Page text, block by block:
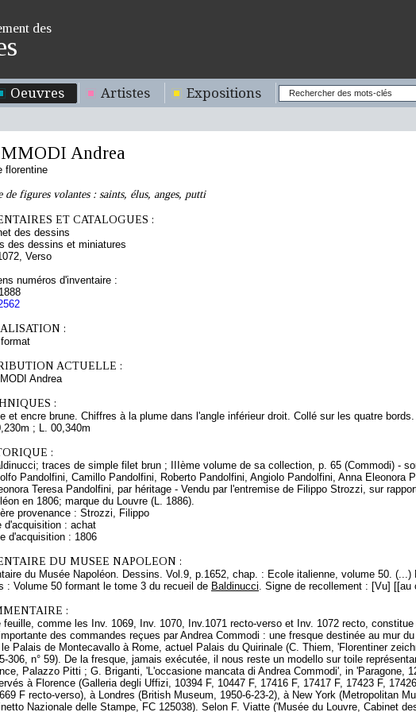
des
Oeuvres Artistes Expositions
Andrea
florentine
de figures volantes : saints, élus, anges, putti
ET CATALOGUES :
des dessins
des dessins et miniatures
Verso
numéros d'inventaire :
:
ACTUELLE :
Andrea
:
et encre brune. Chiffres à la plume dans l'angle inférieur droit. Collé sur les quatre bords.
; L. 00,340m
:
traces de simple filet brun ; IIIème volume de sa collection, p. 65 (Commodi) -
Pandolfini, Camillo Pandolfini, Roberto Pandolfini, Angiolo Pandolfini, Anna Eleonora
Teresa Pandolfini, par héritage - Vendu par l'entremise de Filippo Strozzi, sur
en 1806; marque du Louvre (L. 1886).
provenance : Strozzi, Filippo
d'acquisition : achat
d'acquisition : 1806
DU MUSEE NAPOLEON :
du Musée Napoléon. Dessins. Vol.9, p.1652, chap. : Ecole italienne, volume 50. (...)
: Volume 50 formant le tome 3 du recueil de Baldinucci. Signe de recollement : [Vu] [[au
:
feuille, comme les Inv. 1069, Inv. 1070, Inv.1071 recto-verso et Inv. 1072 recto,
des commandes reçues par Andrea Commodi : une fresque destinée au mur
Palais de Montecavallo à Rome, actuel Palais du Quirinale (C. Thiem, 'Florentiner
306, n° 59). De la fresque, jamais exécutée, il nous reste un modello sur toile
Palazzo Pitti ; G. Briganti, 'L'occasione mancata di Andrea Commodi', in 'Paragone,
à Florence (Galleria degli Uffizi, 10394 F, 10447 F, 17416 F, 17417 F, 17423 F,
F recto-verso), à Londres (British Museum, 1950-6-23-2), à New York (Metropolitan
Nazionale delle Stampe, FC 125038). Selon F. Viatte ('Musée du Louvre, Cabinet